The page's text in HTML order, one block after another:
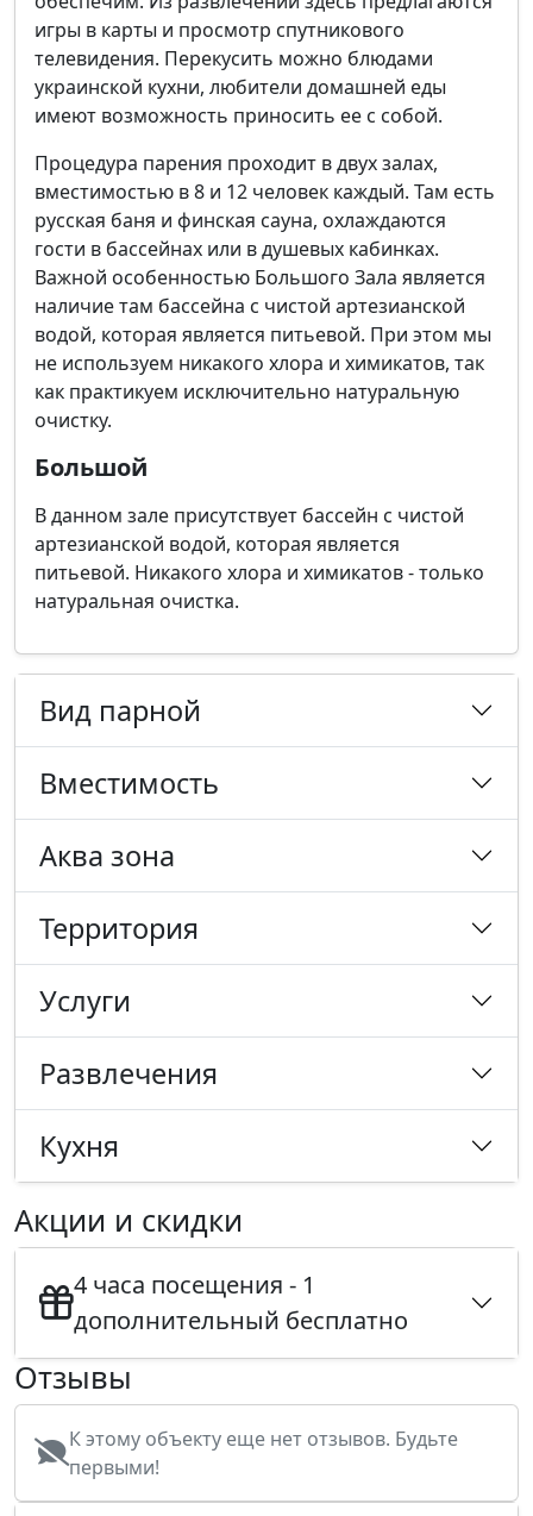
игры в карты и просмотр спутникового
телевидения. Перекусить можно блюдами
украинской кухни, любители домашней еды
имеют возможность приносить ее с собой.
Процедура парения проходит в двух залах,
вместимостью в 8 и 12 человек каждый. Там есть
русская баня и финская сауна, охлаждаются
гости в бассейнах или в душевых кабинках.
Важной особенностью Большого Зала является
наличие там бассейна с чистой артезианской
водой, которая является питьевой. При этом мы
не используем никакого хлора и химикатов, так
как практикуем исключительно натуральную
очистку.
Большой
В данном зале присутствует бассейн с чистой
артезианской водой, которая является
питьевой. Никакого хлора и химикатов - только
натуральная очистка.
Вид парной
Вместимость
Аква зона
Территория
Услуги
Развлечения
Кухня
Акции и скидки
4 часа посещения - 1
дополнительный бесплатно
Отзывы
К этому объекту еще нет отзывов. Будьте
первыми!